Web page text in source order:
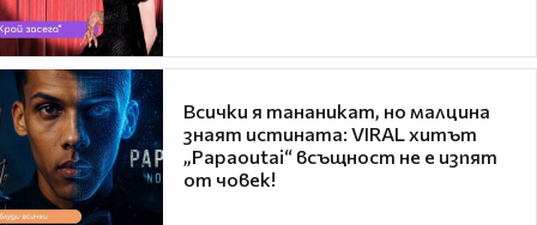
Всички я тананикат, но малцина
знаят истината: VIRAL хитът
„Papaoutai“ всъщност не е изпят
от човек!